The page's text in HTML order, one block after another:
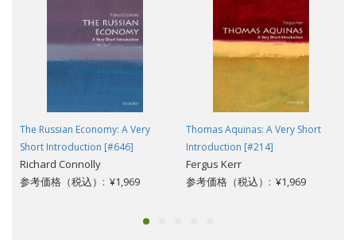
The Russian Economy: A Very
Short Introduction [#646]
Richard Connolly
参考価格（税込）: ¥1,969
Thomas Aquinas: A Very Short
Introduction [#214]
Fergus Kerr
参考価格（税込）: ¥1,969